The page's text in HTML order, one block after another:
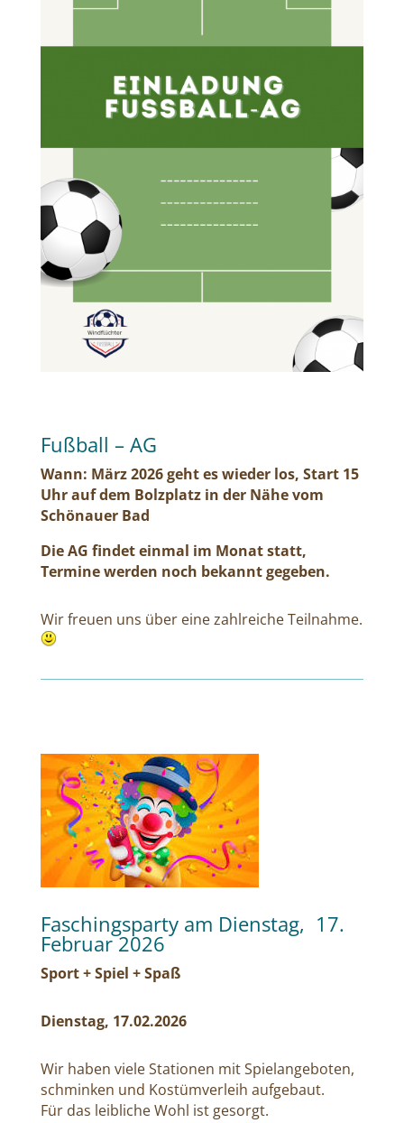
Fußball – AG
Wann: März 2026 geht es wieder los, Start 15
Uhr auf dem Bolzplatz in der Nähe vom
Schönauer Bad
Die AG findet einmal im Monat statt,
Termine werden noch bekannt gegeben.
Wir freuen uns über eine zahlreiche Teilnahme.
Faschingsparty am Dienstag, 17.
Februar 2026
Sport + Spiel + Spaß
Dienstag, 17.02.2026
Wir haben viele Stationen mit Spielangeboten,
schminken und Kostümverleih aufgebaut.
Für das leibliche Wohl ist gesorgt.